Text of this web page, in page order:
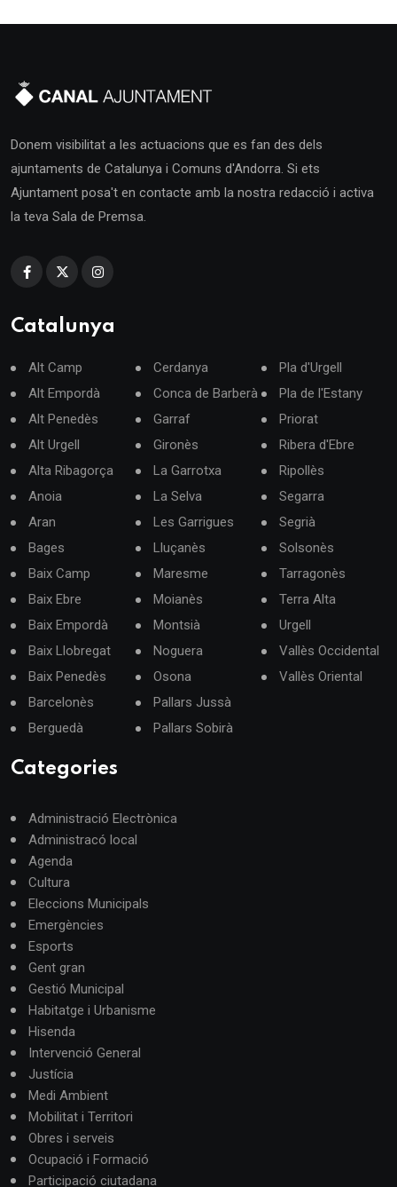
Donem visibilitat a les actuacions que es fan des dels
ajuntaments de Catalunya i Comuns d'Andorra. Si ets
Ajuntament posa't en contacte amb la nostra redacció i activa
la teva Sala de Premsa.
Catalunya
Alt Camp
Alt Empordà
Alt Penedès
Alt Urgell
Alta Ribagorça
Anoia
Aran
Bages
Baix Camp
Baix Ebre
Baix Empordà
Baix Llobregat
Baix Penedès
Barcelonès
Berguedà
Cerdanya
Conca de Barberà
Garraf
Gironès
La Garrotxa
La Selva
Les Garrigues
Lluçanès
Maresme
Moianès
Montsià
Noguera
Osona
Pallars Jussà
Pallars Sobirà
Pla d'Urgell
Pla de l'Estany
Priorat
Ribera d'Ebre
Ripollès
Segarra
Segrià
Solsonès
Tarragonès
Terra Alta
Urgell
Vallès Occidental
Vallès Oriental
Categories
Administració Electrònica
Administracó local
Agenda
Cultura
Eleccions Municipals
Emergències
Esports
Gent gran
Gestió Municipal
Habitatge i Urbanisme
Hisenda
Intervenció General
Justícia
Medi Ambient
Mobilitat i Territori
Obres i serveis
Ocupació i Formació
Participació ciutadana